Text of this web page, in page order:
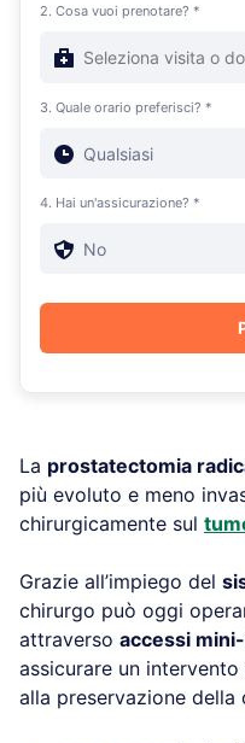
2. Cosa vuoi prenotare? *
3. Quale orario preferisci? *
4. Hai un'assicurazione? *
La prostatectomia
più evoluto e meno
chirurgicamente sul
Grazie all’impiego del
chirurgo può oggi
attraverso accessi
assicurare un
alla preservazione